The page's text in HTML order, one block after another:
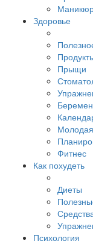
Здоровье
Прыщи
Фитнес
Как похудеть
Диеты
Психология